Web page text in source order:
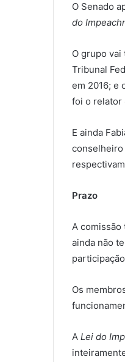
O Senado
do
O grupo
Tribunal
em 2016; e
foi o relator
E ainda
conselheiro
Prazo
A comissão
ainda não
Os
A Lei do